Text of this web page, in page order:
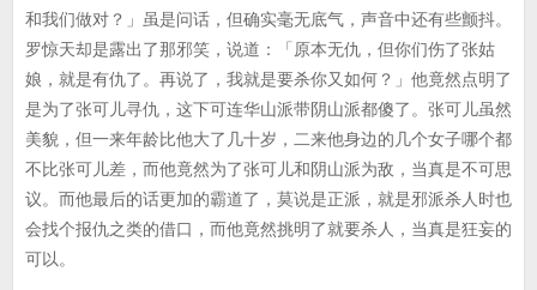
和我们做对？」虽是问话，但确实毫无底气，声音中还有些颤抖。
罗惊天却是露出了那邪笑，说道：「原本无仇，但你们伤了张姑
娘，就是有仇了。再说了，我就是要杀你又如何？」他竟然点明了
是为了张可儿寻仇，这下可连华山派带阴山派都傻了。张可儿虽然
美貌，但一来年龄比他大了几十岁，二来他身边的几个女子哪个都
不比张可儿差，而他竟然为了张可儿和阴山派为敌，当真是不可思
议。而他最后的话更加的霸道了，莫说是正派，就是邪派杀人时也
会找个报仇之类的借口，而他竟然挑明了就要杀人，当真是狂妄的
可以。